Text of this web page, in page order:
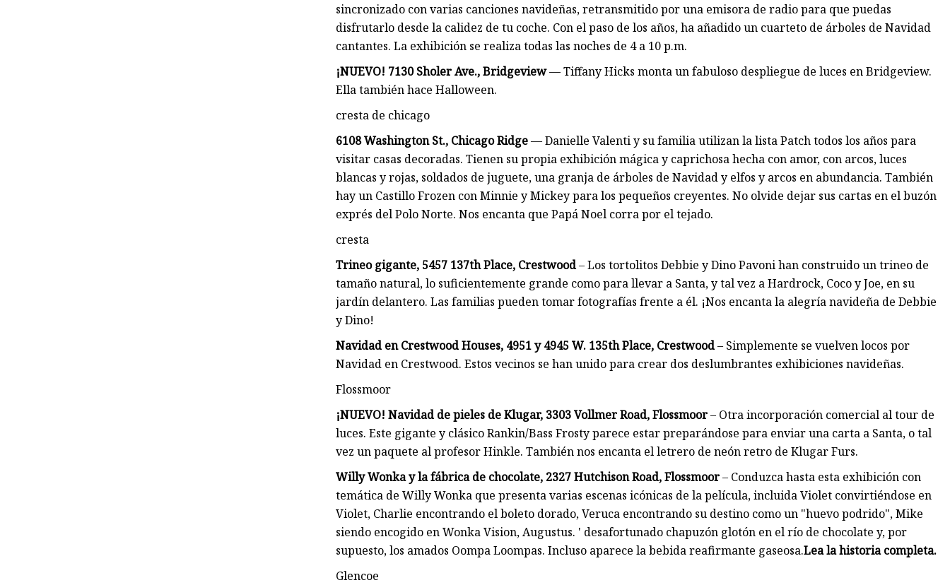
sincronizado con varias canciones navideñas, retransmitido por una emisora ​​de radio para que puedas
disfrutarlo desde la calidez de tu coche. Con el paso de los años, ha añadido un cuarteto de árboles de Navidad
cantantes. La exhibición se realiza todas las noches de 4 a 10 p.m.
¡NUEVO! 7130 Sholer Ave., Bridgeview— Tiffany Hicks monta un fabuloso despliegue de luces en Bridgeview.
Ella también hace Halloween.
cresta de chicago
6108 Washington St., Chicago Ridge— Danielle Valenti y su familia utilizan la lista Patch todos los años para
visitar casas decoradas. Tienen su propia exhibición mágica y caprichosa hecha con amor, con arcos, luces
blancas y rojas, soldados de juguete, una granja de árboles de Navidad y elfos y arcos en abundancia. También
hay un Castillo Frozen con Minnie y Mickey para los pequeños creyentes. No olvide dejar sus cartas en el buzón
exprés del Polo Norte. Nos encanta que Papá Noel corra por el tejado.
cresta
Trineo gigante, 5457 137th Place, Crestwood– Los tortolitos Debbie y Dino Pavoni han construido un trineo de
tamaño natural, lo suficientemente grande como para llevar a Santa, y tal vez a Hardrock, Coco y Joe, en su
jardín delantero. Las familias pueden tomar fotografías frente a él. ¡Nos encanta la alegría navideña de Debbie
y Dino!
Navidad en Crestwood Houses, 4951 y 4945 W. 135th Place, Crestwood– Simplemente se vuelven locos por
Navidad en Crestwood. Estos vecinos se han unido para crear dos deslumbrantes exhibiciones navideñas.
Flossmoor
¡NUEVO! Navidad de pieles de Klugar, 3303 Vollmer Road, Flossmoor– Otra incorporación comercial al tour de
luces. Este gigante y clásico Rankin/Bass Frosty parece estar preparándose para enviar una carta a Santa, o tal
vez un paquete al profesor Hinkle. También nos encanta el letrero de neón retro de Klugar Furs.
Willy Wonka y la fábrica de chocolate, 2327 Hutchison Road, Flossmoor– Conduzca hasta esta exhibición con
temática de Willy Wonka que presenta varias escenas icónicas de la película, incluida Violet convirtiéndose en
Violet, Charlie encontrando el boleto dorado, Veruca encontrando su destino como un "huevo podrido", Mike
siendo encogido en Wonka Vision, Augustus. ' desafortunado chapuzón glotón en el río de chocolate y, por
supuesto, los amados Oompa Loompas. Incluso aparece la bebida reafirmante gaseosa.Lea la historia completa.
Glencoe